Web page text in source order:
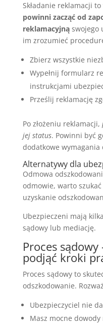
Składanie reklamacji
powinni zacząć od
reklamacyjnąswojego
im zrozumieć
Zbierz wszystkie
Wypełnij formularz
instrukcjami
Prześlij reklamację
Po złożeniu reklamacji,
jej status. Powinni być
dodatkowe wymagania
Alternatywy dla
Odmowa
odmowie, warto
uzyskanie
Ubezpieczeni mają
sądowy lub mediację.
Proces
podjąć kroki
Proces sądowy to
odszkodowanie.
Ubezpieczyciel nie
Masz mocne